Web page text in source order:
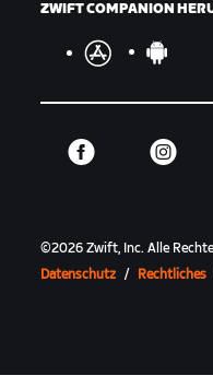
ZWIFT COMPANION
©2026 Zwift, Inc.Alle
Datenschutz / Rechtliches